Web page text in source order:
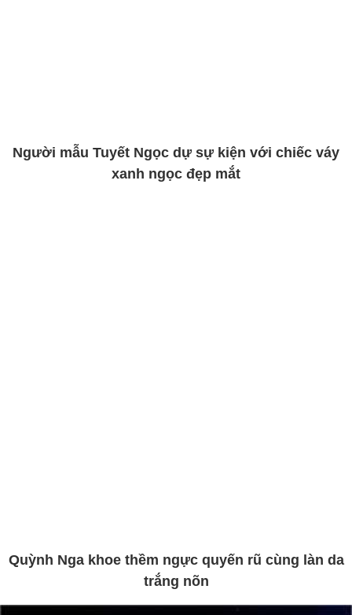
Người mẫu Tuyết Ngọc dự sự kiện với chiếc váy
xanh ngọc đẹp mắt
Quỳnh Nga khoe thềm ngực quyến rũ cùng làn da
trắng nõn